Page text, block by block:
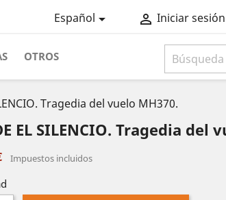
Español  Iniciar sesión
OTROS
Tragedia del vuelo MH370.
EL SILENCIO. Tragedia del
Impuestos incluidos